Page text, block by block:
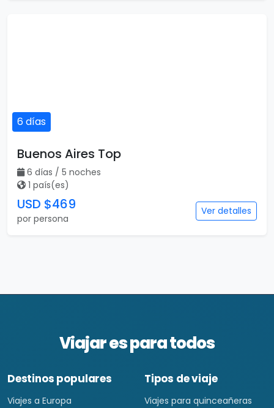
6 días
Buenos Aires Top
6 días / 5 noches
1 país(es)
USD $469
por persona
Ver detalles
Viajar es para todos
Destinos populares
Viajes a Europa
Tipos de viaje
Viajes para quinceañeras